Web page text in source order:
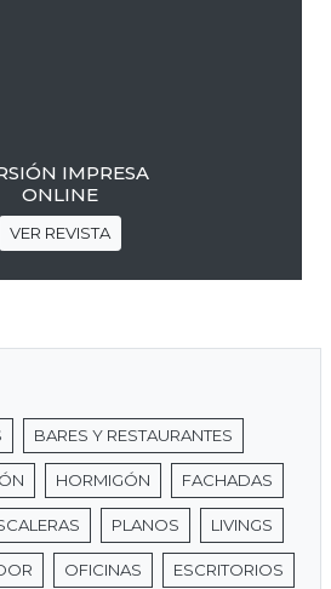
IMPRESA
ONLINE
VER REVISTA
BARES Y RESTAURANTES
HORMIGÓN FACHADAS
PLANOS LIVINGS
OFICINAS ESCRITORIOS